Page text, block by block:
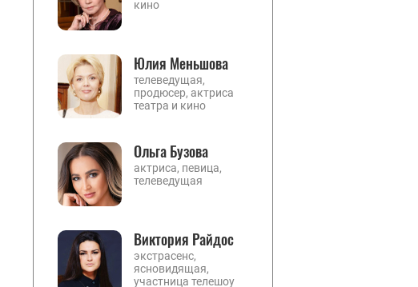
кино
Юлия Меньшова
телеведущая,
продюсер, актриса
театра и кино
Ольга Бузова
актриса, певица,
телеведущая
Виктория Райдос
экстрасенс,
ясновидящая,
участница телешоу